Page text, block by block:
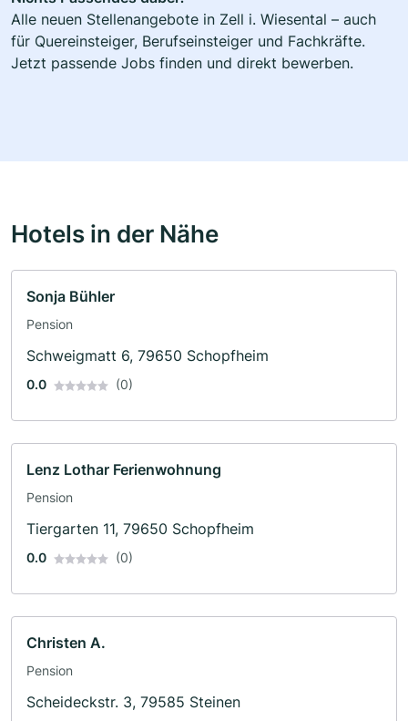
Alle neuen Stellenangebote in Zell i. Wiesental – auch
für Quereinsteiger, Berufseinsteiger und Fachkräfte.
Jetzt passende Jobs finden und direkt bewerben.
Hotels in der Nähe
Sonja Bühler
Pension
Schweigmatt 6, 79650 Schopfheim
0.0 (0)
Lenz Lothar Ferienwohnung
Pension
Tiergarten 11, 79650 Schopfheim
0.0 (0)
Christen A.
Pension
Scheideckstr. 3, 79585 Steinen